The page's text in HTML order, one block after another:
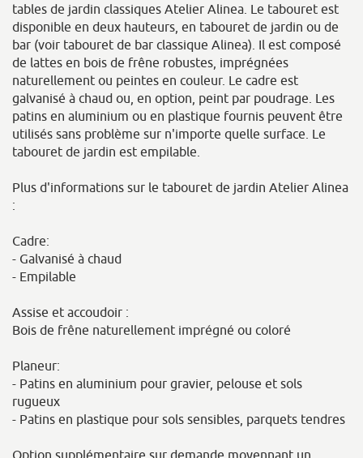
tables de jardin classiques Atelier Alinea. Le tabouret est
disponible en deux hauteurs, en tabouret de jardin ou de
bar (voir tabouret de bar classique Alinea). Il est composé
de lattes en bois de frêne robustes, imprégnées
naturellement ou peintes en couleur. Le cadre est
galvanisé à chaud ou, en option, peint par poudrage. Les
patins en aluminium ou en plastique fournis peuvent être
utilisés sans problème sur n'importe quelle surface. Le
tabouret de jardin est empilable.
Plus d'informations sur le tabouret de jardin Atelier Alinea
:
Cadre:
- Galvanisé à chaud
- Empilable
Assise et accoudoir :
Bois de frêne naturellement imprégné ou coloré
Planeur:
- Patins en aluminium pour gravier, pelouse et sols
rugueux
- Patins en plastique pour sols sensibles, parquets tendres
Option supplémentaire sur demande moyennant un